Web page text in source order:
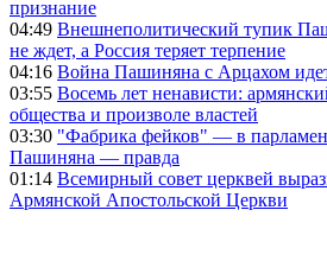
признание
04:49 Внешнеполитический тупик
не ждет, а Россия теряет терпение
04:16 Война Пашиняна с Арцахом
03:55 Восемь лет ненависти:
общества и произволе властей
03:30 "Фабрика фейков" — в
Пашиняна — правда
01:14 Всемирный совет церквей
Армянской Апостольской Церкви